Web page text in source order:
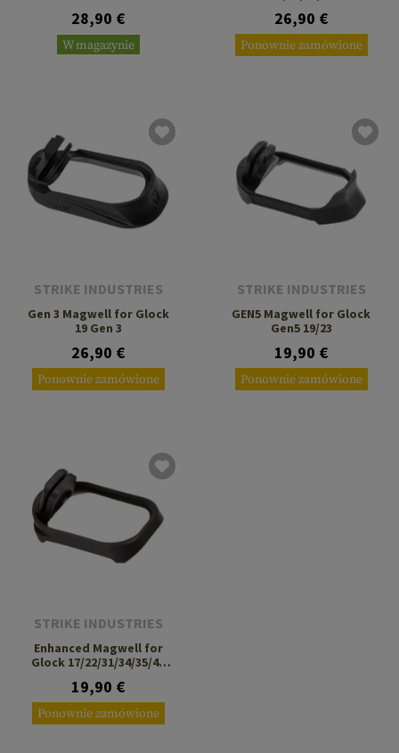
28,90 €
W magazynie
26,90 €
Ponownie zamówione
STRIKE INDUSTRIES
Gen 3 Magwell for Glock
19 Gen 3
26,90 €
Ponownie zamówione
STRIKE INDUSTRIES
GEN5 Magwell for Glock
Gen5 19/23
19,90 €
Ponownie zamówione
STRIKE INDUSTRIES
Enhanced Magwell for
Glock 17/22/31/34/35/45
19,90 €
Ponownie zamówione